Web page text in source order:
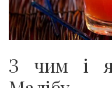
З чим і